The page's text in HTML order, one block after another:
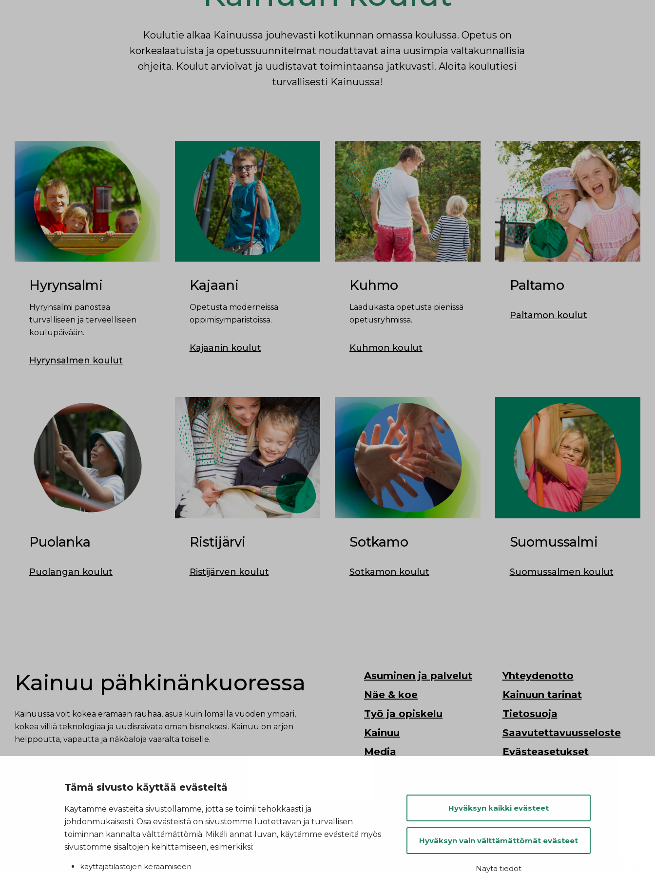
Tämä sivusto käyttää evästeitä
Käytämme evästeitä sivustollamme, jotta se toimii tehokkaasti ja
johdonmukaisesti. Osa evästeistä on sivustomme luotettavan ja turvallisen
toiminnan kannalta välttämättömiä. Mikäli annat luvan, käytämme evästeitä myös
sivustomme sisältöjen kehittämiseen, esimerkiksi:
käyttäjätilastojen keräämiseen
Hyväksyn kaikki evästeet
Hyväksyn vain välttämättömät evästeet
Näytä tiedot
Koulutie alkaa Kainuussa jouhevasti kotikunnan omassa koulussa. Opetus on
korkealaatuista ja opetussuunnitelmat noudattavat aina uusimpia valtakunnallisia
ohjeita. Koulut arvioivat ja uudistavat toimintaansa jatkuvasti. Aloita koulutiesi
turvallisesti Kainuussa!
Hyrynsalmi
Hyrynsalmi panostaa
turvalliseen ja terveelliseen
koulupäivään.
Hyrynsalmen koulut
Kajaani
Opetusta moderneissa
oppimisympäristöissä.
Kajaanin koulut
Kuhmo
Laadukasta opetusta pienissä
opetusryhmissä.
Kuhmon koulut
Paltamo
Paltamon koulut
Puolanka
Puolangan koulut
Ristijärvi
Ristijärven koulut
Sotkamo
Sotkamon koulut
Suomussalmi
Suomussalmen koulut
Kainuu pähkinänkuoressa
Kainuussa voit kokea erämaan rauhaa, asua kuin lomalla vuoden ympäri,
kokea villiä teknologiaa ja uudisraivata oman bisneksesi. Kainuu on arjen
helppoutta, vapautta ja näköaloja vaaralta toiselle.
Asuminen ja palvelut
Näe & koe
Työ ja opiskelu
Kainuu
Media
Yhteydenotto
Kainuun tarinat
Tietosuoja
Saavutettavuusseloste
Evästeasetukset
© Kainuu 2022